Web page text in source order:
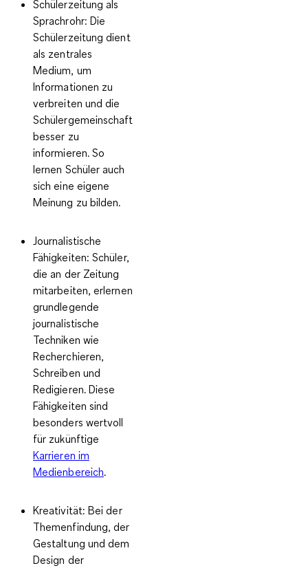
Schülerzeitung als
Sprachrohr: Die
Schülerzeitung dient
als zentrales
Medium, um
Informationen zu
verbreiten und die
Schülergemeinschaft
besser zu
informieren. So
lernen Schüler auch
sich eine eigene
Meinung zu bilden.
Journalistische
Fähigkeiten: Schüler,
die an der Zeitung
mitarbeiten, erlernen
grundlegende
journalistische
Techniken wie
Recherchieren,
Schreiben und
Redigieren. Diese
Fähigkeiten sind
besonders wertvoll
für zukünftige
Karrieren im
Medienbereich.
Kreativität: Bei der
Themenfindung, der
Gestaltung und dem
Design der